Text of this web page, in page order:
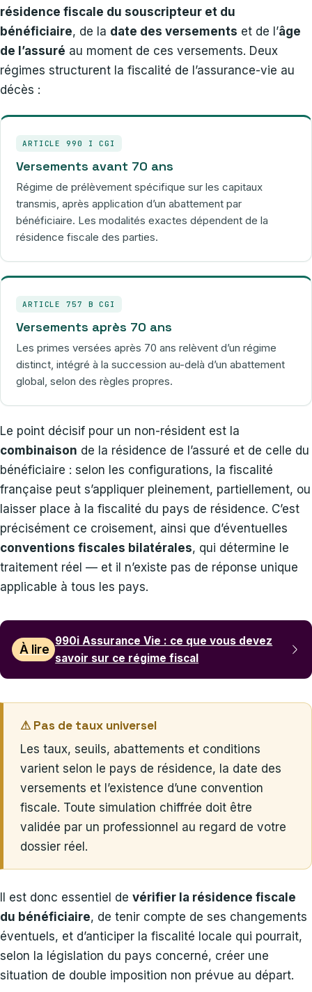
résidence fiscale du souscripteur et du
bénéficiaire, de la date des versements et de l’âge
de l’assuré au moment de ces versements. Deux
régimes structurent la fiscalité de l’assurance-vie au
décès :
ARTICLE 990 I CGI
Versements avant 70 ans
Régime de prélèvement spécifique sur les capitaux
transmis, après application d’un abattement par
bénéficiaire. Les modalités exactes dépendent de la
résidence fiscale des parties.
ARTICLE 757 B CGI
Versements après 70 ans
Les primes versées après 70 ans relèvent d’un régime
distinct, intégré à la succession au-delà d’un abattement
global, selon des règles propres.
Le point décisif pour un non-résident est la
combinaison de la résidence de l’assuré et de celle du
bénéficiaire : selon les configurations, la fiscalité
française peut s’appliquer pleinement, partiellement, ou
laisser place à la fiscalité du pays de résidence. C’est
précisément ce croisement, ainsi que d’éventuelles
conventions fiscales bilatérales, qui détermine le
traitement réel — et il n’existe pas de réponse unique
applicable à tous les pays.
À lire
990i Assurance Vie : ce que vous devez
savoir sur ce régime fiscal
⚠ Pas de taux universel
Les taux, seuils, abattements et conditions
varient selon le pays de résidence, la date des
versements et l’existence d’une convention
fiscale. Toute simulation chiffrée doit être
validée par un professionnel au regard de votre
dossier réel.
Il est donc essentiel de vérifier la résidence fiscale
du bénéficiaire, de tenir compte de ses changements
éventuels, et d’anticiper la fiscalité locale qui pourrait,
selon la législation du pays concerné, créer une
situation de double imposition non prévue au départ.